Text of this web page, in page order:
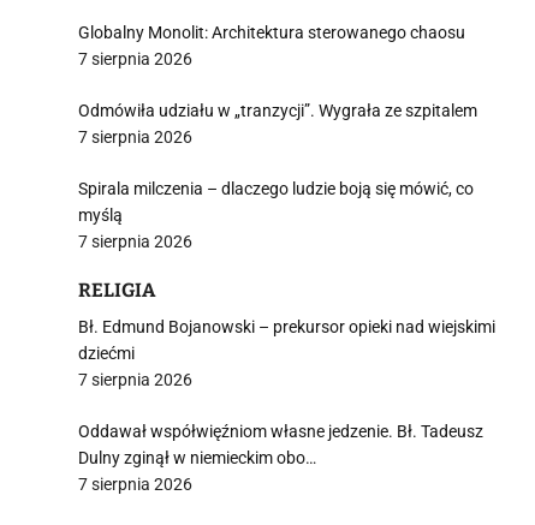
Globalny Monolit: Architektura sterowanego chaosu
7 sierpnia 2026
Odmówiła udziału w „tranzycji”. Wygrała ze szpitalem
7 sierpnia 2026
Spirala milczenia – dlaczego ludzie boją się mówić, co
myślą
7 sierpnia 2026
RELIGIA
Bł. Edmund Bojanowski – prekursor opieki nad wiejskimi
dziećmi
7 sierpnia 2026
Oddawał współwięźniom własne jedzenie. Bł. Tadeusz
Dulny zginął w niemieckim obo…
7 sierpnia 2026